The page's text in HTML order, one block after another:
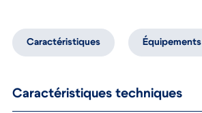
Caractéristiques Équipements
Caractéristiques techniques